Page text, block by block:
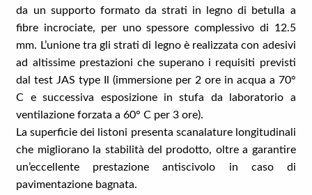
da un supporto formato da strati in legno di betulla a
fibre incrociate, per uno spessore complessivo di 12.5
mm. L’unione tra gli strati di legno è realizzata con adesivi
ad altissime prestazioni che superano i requisiti previsti
dal test JAS type Il (immersione per 2 ore in acqua a 70°
C e successiva esposizione in stufa da laboratorio a
ventilazione forzata a 60° C per 3 ore).
La superficie dei listoni presenta scanalature longitudinali
che migliorano la stabilità del prodotto, oltre a garantire
un’eccellente prestazione antiscivolo in caso di
pavimentazione bagnata.